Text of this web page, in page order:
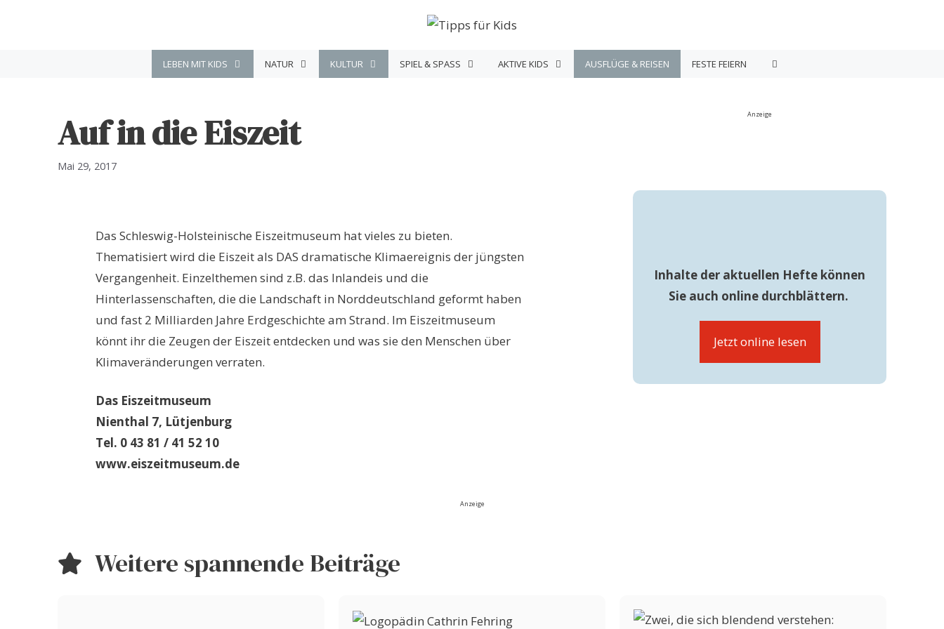
LEBEN MIT KIDS NATUR KULTUR SPIEL & SPASS AKTIVE KIDS AUSFLÜGE & REISEN FESTE FEIERN
Auf in die Eiszeit
Mai 29, 2017
Das Schleswig-Holsteinische Eiszeitmuseum hat vieles zu bieten.
Thematisiert wird die Eiszeit als DAS dramatische Klimaereignis der jüngsten
Vergangenheit. Einzelthemen sind z.B. das Inlandeis und die
Hinterlassenschaften, die die Landschaft in Norddeutschland geformt haben
und fast 2 Milliarden Jahre Erdgeschichte am Strand. Im Eiszeitmuseum
könnt ihr die Zeugen der Eiszeit entdecken und was sie den Menschen über
Klimaveränderungen verraten.
Das Eiszeitmuseum
Nienthal 7, Lütjenburg
Tel. 0 43 81 / 41 52 10
www.eiszeitmuseum.de
Anzeige
Inhalte der aktuellen Hefte können
Sie auch online durchblättern.
Jetzt online lesen
Anzeige
Weitere spannende Beiträge